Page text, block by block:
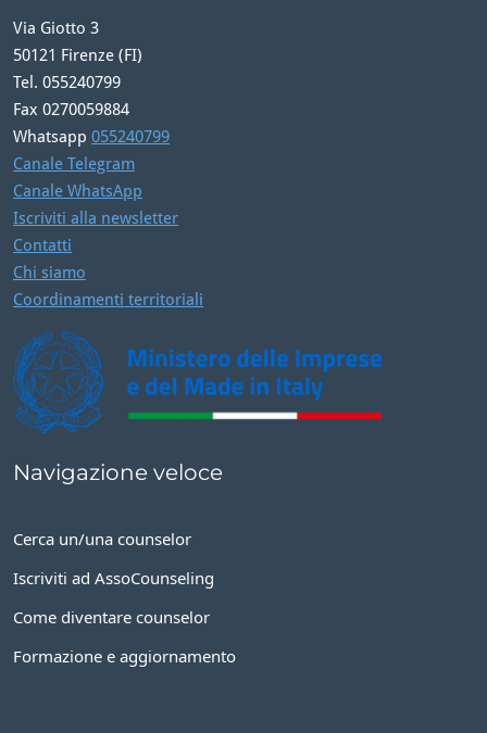
Via Giotto 3
50121 Firenze (FI)
Tel. 055240799
Fax 0270059884
Whatsapp 055240799
Canale Telegram
Canale WhatsApp
Iscriviti alla newsletter
Contatti
Chi siamo
Coordinamenti territoriali
Navigazione veloce
Cerca un/una counselor
Iscriviti ad AssoCounseling
Come diventare counselor
Formazione e aggiornamento